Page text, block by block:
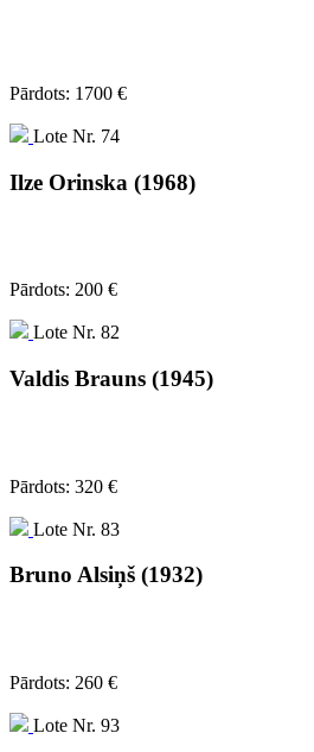
Pārdots: 1700 €
Lote Nr. 74
Ilze Orinska (1968)
Pārdots: 200 €
Lote Nr. 82
Valdis Brauns (1945)
Pārdots: 320 €
Lote Nr. 83
Bruno Alsiņš (1932)
Pārdots: 260 €
Lote Nr. 93